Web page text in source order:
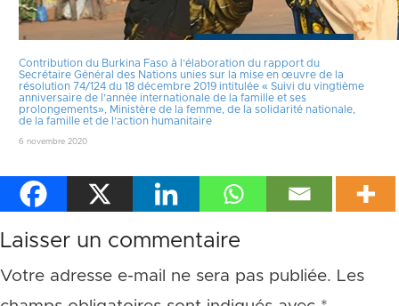
Contribution du Burkina Faso à l’élaboration du rapport du
Secrétaire Général des Nations unies sur la mise en œuvre de la
résolution 74/124 du 18 décembre 2019 intitulée « Suivi du vingtième
anniversaire de l’année internationale de la famille et ses
prolongements», Ministère de la femme, de la solidarité nationale,
de la famille et de l’action humanitaire
6 novembre 2020
Laisser un commentaire
Votre adresse e-mail ne sera pas publiée. Les